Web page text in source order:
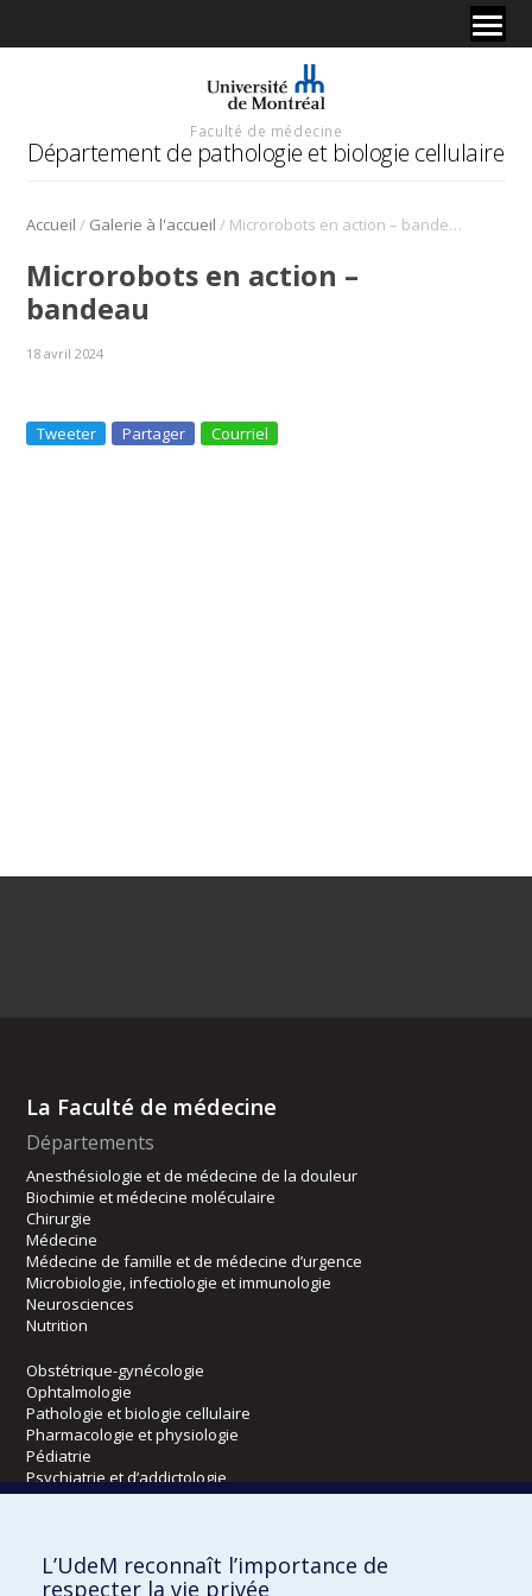
Faculté de médecine
Département de pathologie et biologie cellulaire
Accueil / Galerie à l'accueil / Microrobots en action – bandeau
Microrobots en action –
bandeau
18 avril 2024
Tweeter Partager Courriel
La Faculté de médecine
Départements
Anesthésiologie et de médecine de la douleur
Biochimie et médecine moléculaire
Chirurgie
Médecine
Médecine de famille et de médecine d’urgence
Microbiologie, infectiologie et immunologie
Neurosciences
Nutrition
Obstétrique-gynécologie
Ophtalmologie
Pathologie et biologie cellulaire
Pharmacologie et physiologie
Pédiatrie
Psychiatrie et d’addictologie
Radiologie, radio-oncologie et médecine nucléaire
Écoles
L’UdeM reconnaît l’importance de
respecter la vie privée